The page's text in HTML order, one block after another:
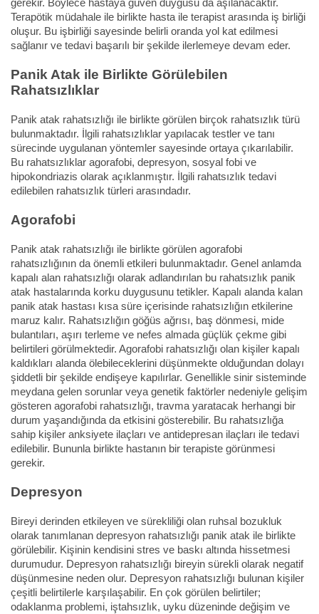
gerekir. Böylece hastaya güven duygusu da aşılanacaktır.
Terapötik müdahale ile birlikte hasta ile terapist arasında iş birliği
oluşur. Bu işbirliği sayesinde belirli oranda yol kat edilmesi
sağlanır ve tedavi başarılı bir şekilde ilerlemeye devam eder.
Panik Atak ile Birlikte Görülebilen
Rahatsızlıklar
Panik atak rahatsızlığı ile birlikte görülen birçok rahatsızlık türü
bulunmaktadır. İlgili rahatsızlıklar yapılacak testler ve tanı
sürecinde uygulanan yöntemler sayesinde ortaya çıkarılabilir.
Bu rahatsızlıklar agorafobi, depresyon, sosyal fobi ve
hipokondriazis olarak açıklanmıştır. İlgili rahatsızlık tedavi
edilebilen rahatsızlık türleri arasındadır.
Agorafobi
Panik atak rahatsızlığı ile birlikte görülen agorafobi
rahatsızlığının da önemli etkileri bulunmaktadır. Genel anlamda
kapalı alan rahatsızlığı olarak adlandırılan bu rahatsızlık panik
atak hastalarında korku duygusunu tetikler. Kapalı alanda kalan
panik atak hastası kısa süre içerisinde rahatsızlığın etkilerine
maruz kalır. Rahatsızlığın göğüs ağrısı, baş dönmesi, mide
bulantıları, aşırı terleme ve nefes almada güçlük çekme gibi
belirtileri görülmektedir. Agorafobi rahatsızlığı olan kişiler kapalı
kaldıkları alanda ölebileceklerini düşünmekte olduğundan dolayı
şiddetli bir şekilde endişeye kapılırlar. Genellikle sinir sisteminde
meydana gelen sorunlar veya genetik faktörler nedeniyle gelişim
gösteren agorafobi rahatsızlığı, travma yaratacak herhangi bir
durum yaşandığında da etkisini gösterebilir. Bu rahatsızlığa
sahip kişiler anksiyete ilaçları ve antidepresan ilaçları ile tedavi
edilebilir. Bununla birlikte hastanın bir terapiste görünmesi
gerekir.
Depresyon
Bireyi derinden etkileyen ve sürekliliği olan ruhsal bozukluk
olarak tanımlanan depresyon rahatsızlığı panik atak ile birlikte
görülebilir. Kişinin kendisini stres ve baskı altında hissetmesi
durumudur. Depresyon rahatsızlığı bireyin sürekli olarak negatif
düşünmesine neden olur. Depresyon rahatsızlığı bulunan kişiler
çeşitli belirtilerle karşılaşabilir. En çok görülen belirtiler;
odaklanma problemi, iştahsızlık, uyku düzeninde değişim ve